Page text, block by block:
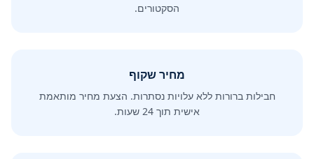
הסקטורים.
מחיר שקוף
חבילות ברורות ללא עלויות נסתרות. הצעת מחיר מותאמת
אישית תוך 24 שעות.